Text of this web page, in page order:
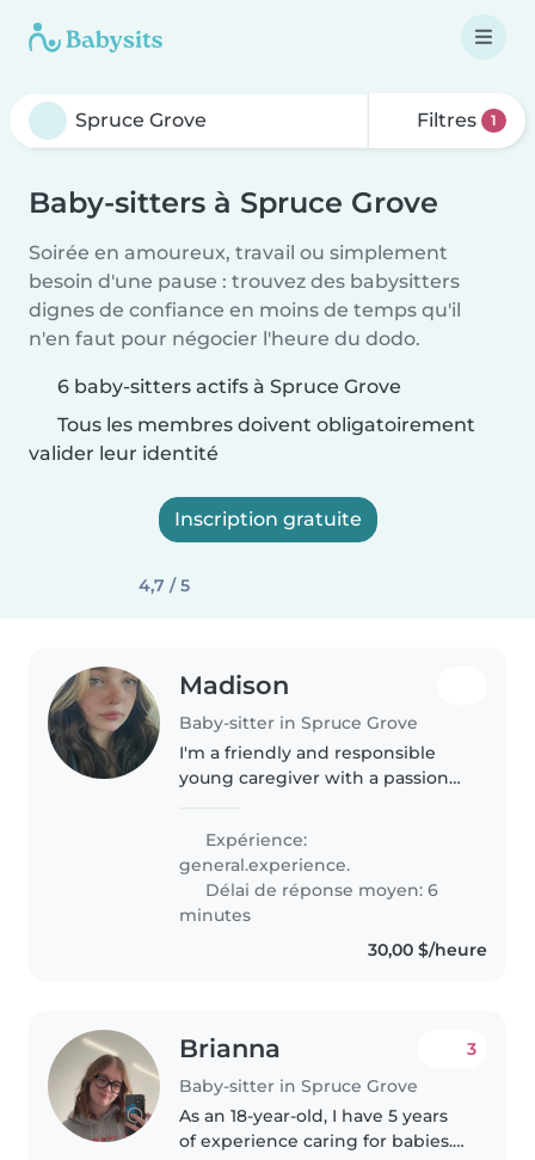
Filtres 1
Baby-sitters à Spruce Grove
Soirée en amoureux, travail ou simplement
besoin d'une pause : trouvez des babysitters
dignes de confiance en moins de temps qu'il
n'en faut pour négocier l'heure du dodo.
6 baby-sitters actifs à Spruce Grove
Tous les membres doivent obligatoirement
valider leur identité
Inscription gratuite
4,7 / 5
Madison
Baby-sitter in Spruce Grove
I'm a friendly and responsible
young caregiver with a passion
and school-aged children. With
my first aid certification and
creative skills in drawing,..
Expérience:
general.experience.
Délai de réponse moyen: 6
minutes
30,00 $/heure
Brianna
Baby-sitter in Spruce Grove
3
As an 18-year-old, I have 5 years
of experience caring for babies.